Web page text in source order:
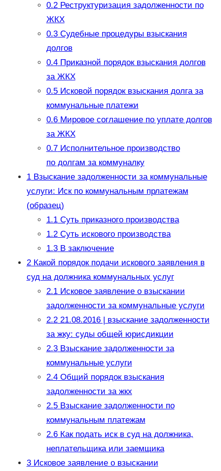
0.2Реструктуризация задолженности по
ЖКХ
0.3Судебные процедуры взыскания
долгов
0.4Приказной порядок взыскания долгов
за ЖКХ
0.5Исковой порядок взыскания долга за
коммунальные платежи
0.6Мировое соглашение по уплате долгов
за ЖКХ
0.7Исполнительное производство
по долгам за коммуналку
1Взыскание задолженности за коммунальные
услуги: Иск по коммунальным прлатежам
(образец)
1.1Суть приказного производства
1.2Суть искового производства
1.3В заключение
2Какой порядок подачи искового заявления в
суд на должника коммунальных услуг
2.1Исковое заявление о взыскании
задолженности за коммунальные услуги
2.221.08.2016 | взыскание задолженности
за жку: суды общей юрисдикции
2.3Взыскание задолженности за
коммунальные услуги
2.4Общий порядок взыскания
задолженности за жкх
2.5Взыскание задолженности по
коммунальным платежам
2.6Как подать иск в суд на должника,
неплательщика или заемщика
3Исковое заявление о взыскании